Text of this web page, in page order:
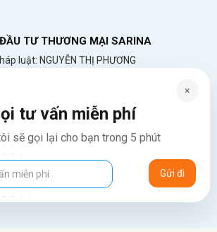
TƯ THƯƠNG MẠI SARINA
luật: NGUYỄN THỊ PHƯƠNG
KÝ KINH DOANH VÀ TÀI CHÍNH DOANH
ký lần đầu: ngày 26 tháng 01 năm 2018.
lần thứ: 4, ngày 31 tháng 03 năm 2026
Đống Đa, Hà Nội
Phường 12, Quận 10, TP. Hồ Chí Minh
- 0386 001 001
×
tư vấn miễn phí
sẽ gọi lại cho bạn trong 5 phút